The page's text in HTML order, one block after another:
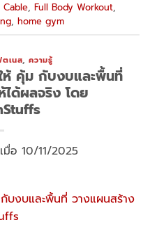
Cable, Full Body Workout,
, home gym
เนส,ความรู้
ห้ คุ้ม กับงบและพื้นที่
ได้ผลจริง โดย
เมื่อ 10/11/2025